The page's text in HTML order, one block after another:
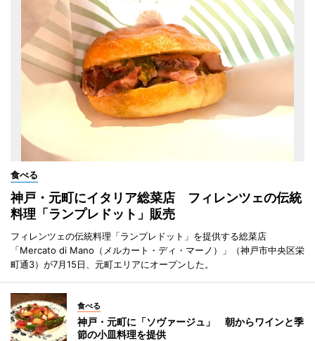
食べる
神戸・元町にイタリア総菜店 フィレンツェの伝統
料理「ランプレドット」販売
フィレンツェの伝統料理「ランプレドット」を提供する総菜店
「Mercato di Mano（メルカート・ディ・マーノ）」（神戸市中央区栄
町通3）が7月15日、元町エリアにオープンした。
食べる
神戸・元町に「ソヴァージュ」 朝からワインと季
節の小皿料理を提供